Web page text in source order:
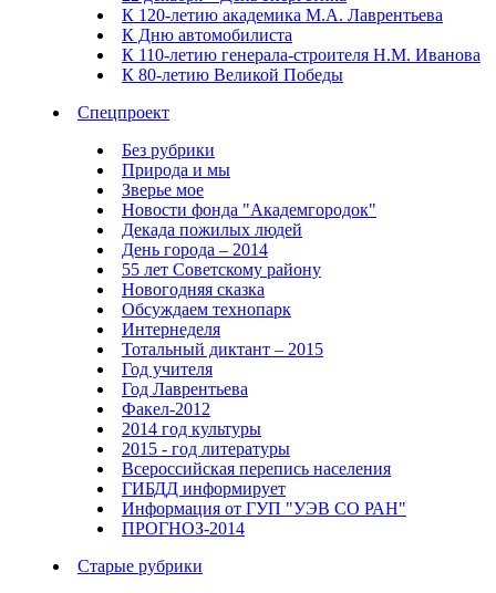
К 120-летию академика М.А. Лаврентьева
К Дню автомобилиста
К 110-летию генерала-строителя Н.М. Иванова
К 80-летию Великой Победы
Спецпроект
Без рубрики
Природа и мы
Зверье мое
Новости фонда "Академгородок"
Декада пожилых людей
День города – 2014
55 лет Советскому району
Новогодняя сказка
Обсуждаем технопарк
Интернеделя
Тотальный диктант – 2015
Год учителя
Год Лаврентьева
Факел-2012
2014 год культуры
2015 - год литературы
Всероссийская перепись населения
ГИБДД информирует
Информация от ГУП "УЭВ СО РАН"
ПРОГНОЗ-2014
Старые рубрики